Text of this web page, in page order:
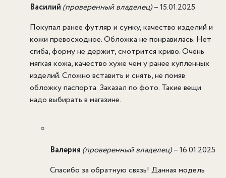
Василий (проверенный владелец)–15.01.2025
Покупал ранее футляр и сумку, качество изделий и
кожи превосходное. Обложка не понравилась. Нет
сгиба, форму не держит, смотрится криво. Очень
мягкая кожа, качество хуже чем у ранее купленных
изделий. Сложно вставить и снять, не помяв
обложку паспорта. Заказал по фото. Такие вещи
надо выбирать в магазине.
Валерия (проверенный владелец)–16.01.2025
Спасибо за обратную связь! Данная модель